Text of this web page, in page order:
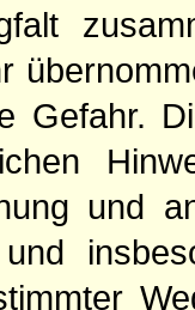
Gefahr.
und